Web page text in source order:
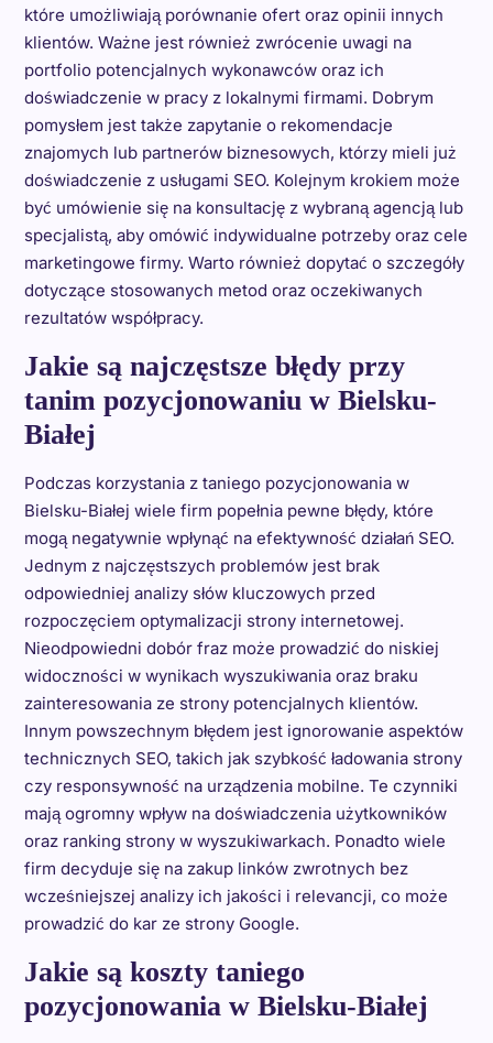
które umożliwiają porównanie ofert oraz opinii innych
klientów. Ważne jest również zwrócenie uwagi na
portfolio potencjalnych wykonawców oraz ich
doświadczenie w pracy z lokalnymi firmami. Dobrym
pomysłem jest także zapytanie o rekomendacje
znajomych lub partnerów biznesowych, którzy mieli już
doświadczenie z usługami SEO. Kolejnym krokiem może
być umówienie się na konsultację z wybraną agencją lub
specjalistą, aby omówić indywidualne potrzeby oraz cele
marketingowe firmy. Warto również dopytać o szczegóły
dotyczące stosowanych metod oraz oczekiwanych
rezultatów współpracy.
Jakie są najczęstsze błędy przy
tanim pozycjonowaniu w Bielsku-
Białej
Podczas korzystania z taniego pozycjonowania w
Bielsku-Białej wiele firm popełnia pewne błędy, które
mogą negatywnie wpłynąć na efektywność działań SEO.
Jednym z najczęstszych problemów jest brak
odpowiedniej analizy słów kluczowych przed
rozpoczęciem optymalizacji strony internetowej.
Nieodpowiedni dobór fraz może prowadzić do niskiej
widoczności w wynikach wyszukiwania oraz braku
zainteresowania ze strony potencjalnych klientów.
Innym powszechnym błędem jest ignorowanie aspektów
technicznych SEO, takich jak szybkość ładowania strony
czy responsywność na urządzenia mobilne. Te czynniki
mają ogromny wpływ na doświadczenia użytkowników
oraz ranking strony w wyszukiwarkach. Ponadto wiele
firm decyduje się na zakup linków zwrotnych bez
wcześniejszej analizy ich jakości i relevancji, co może
prowadzić do kar ze strony Google.
Jakie są koszty taniego
pozycjonowania w Bielsku-Białej